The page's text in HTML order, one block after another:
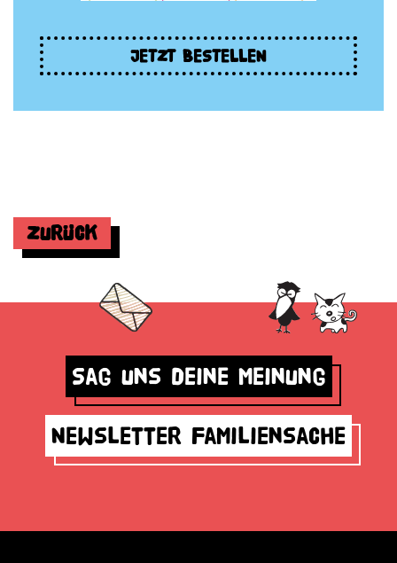
JETZT BESTELLEN
Zurück
Sag uns deine Meinung
Newsletter Familiensache